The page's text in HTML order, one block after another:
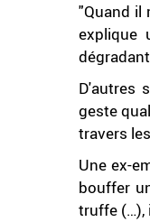
"Quand il
explique
D'autres
geste
travers
Une ex-
bouffer
truffe (…),